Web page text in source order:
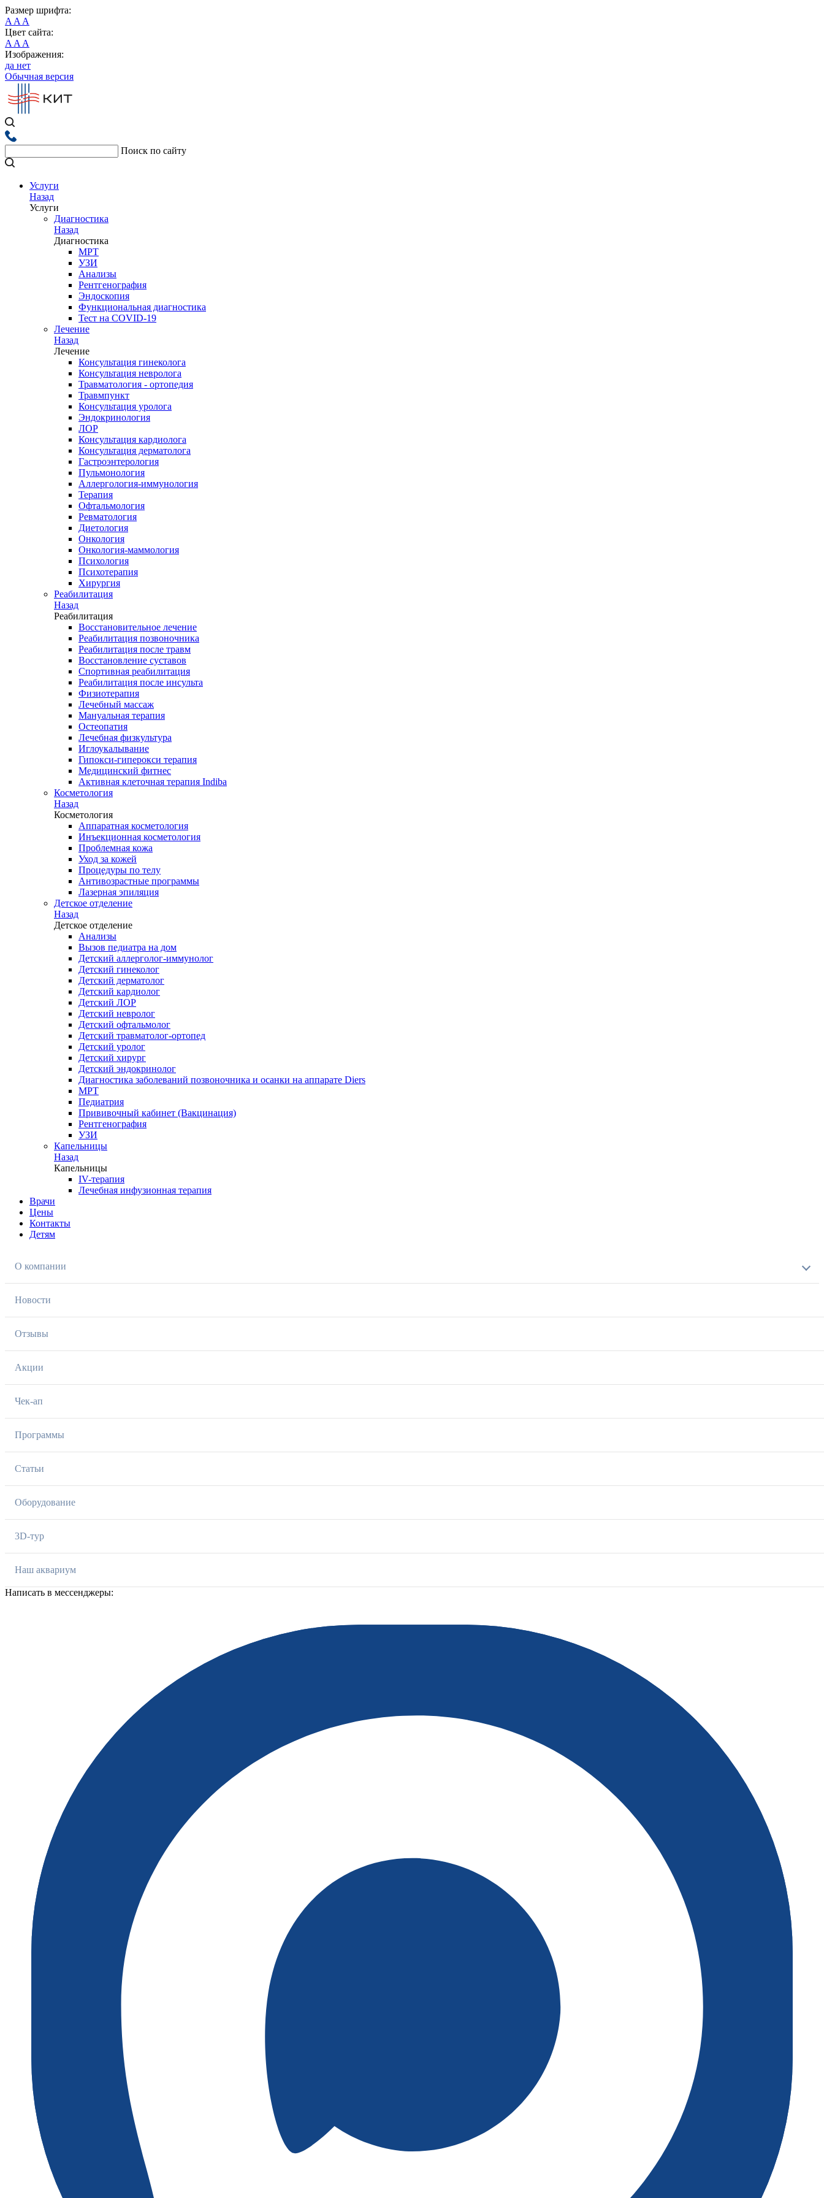
Размер шрифта:
A A A
Цвет сайта:
A A A
Изображения:
да нет
Обычная версия
Поиск по сайту
Услуги
Назад
Услуги
Диагностика
Назад
Диагностика
МРТ
УЗИ
Анализы
Рентгенография
Эндоскопия
Функциональная диагностика
Тест на COVID-19
Лечение
Назад
Лечение
Консультация гинеколога
Консультация невролога
Травматология - ортопедия
Травмпункт
Консультация уролога
Эндокринология
ЛОР
Консультация кардиолога
Консультация дерматолога
Гастроэнтерология
Пульмонология
Аллергология-иммунология
Терапия
Офтальмология
Ревматология
Диетология
Онкология
Онкология-маммология
Психология
Психотерапия
Хирургия
Реабилитация
Назад
Реабилитация
Восстановительное лечение
Реабилитация позвоночника
Реабилитация после травм
Восстановление суставов
Спортивная реабилитация
Реабилитация после инсульта
Физиотерапия
Лечебный массаж
Мануальная терапия
Остеопатия
Лечебная физкультура
Иглоукалывание
Гипокси-гиперокси терапия
Медицинский фитнес
Активная клеточная терапия Indiba
Косметология
Назад
Косметология
Аппаратная косметология
Инъекционная косметология
Проблемная кожа
Уход за кожей
Процедуры по телу
Антивозрастные программы
Лазерная эпиляция
Детское отделение
Назад
Детское отделение
Анализы
Вызов педиатра на дом
Детский аллерголог-иммунолог
Детский гинеколог
Детский дерматолог
Детский кардиолог
Детский ЛОР
Детский невролог
Детский офтальмолог
Детский травматолог-ортопед
Детский уролог
Детский хирург
Детский эндокринолог
Диагностика заболеваний позвоночника и осанки на аппарате Diers
МРТ
Педиатрия
Прививочный кабинет (Вакцинация)
Рентгенография
УЗИ
Капельницы
Назад
Капельницы
IV-терапия
Лечебная инфузионная терапия
Врачи
Цены
Контакты
Детям
О компании
Новости
Отзывы
Акции
Чек-ап
Программы
Статьи
Оборудование
3D-тур
Наш аквариум
Написать в мессенджеры: